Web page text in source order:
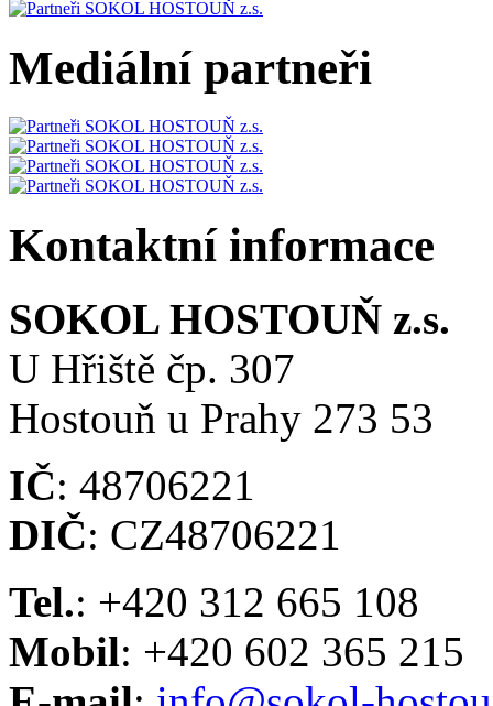
Mediální partneři
Kontaktní informace
SOKOL HOSTOUŇ z.s.
U Hřiště čp. 307
Hostouň u Prahy 273 53
IČ: 48706221
DIČ: CZ48706221
Tel.: +420 312 665 108
Mobil: +420 602 365 215